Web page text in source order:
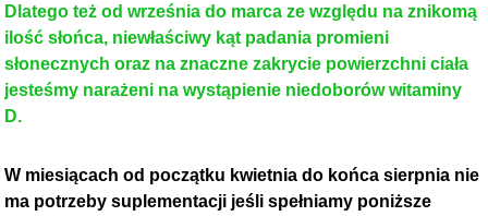
Dlatego też od września do marca ze względu na znikomą
ilość słońca, niewłaściwy kąt padania promieni
słonecznych oraz na znaczne zakrycie powierzchni ciała
jesteśmy narażeni na wystąpienie niedoborów witaminy
D.
W miesiącach od początku kwietnia do końca sierpnia nie
ma potrzeby suplementacji jeśli spełniamy poniższe